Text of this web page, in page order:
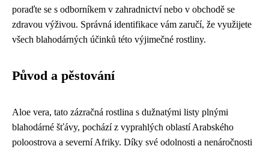
poraďte se s odborníkem v zahradnictví nebo v obchodě se
zdravou výživou. Správná identifikace vám zaručí, že využijete
všech blahodárných účinků této výjimečné rostliny.
Původ a pěstování
Aloe vera, tato zázračná rostlina s dužnatými listy plnými
blahodárné šťávy, pochází z vyprahlých oblastí Arabského
poloostrova a severní Afriky. Díky své odolnosti a nenáročnosti